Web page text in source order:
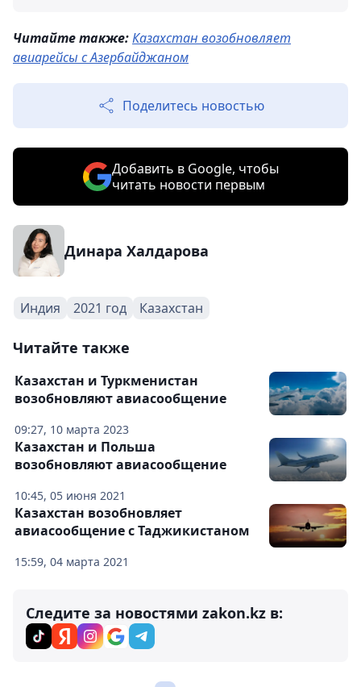
Читайте также:Казахстан возобновляет
авиарейсы с Азербайджаном
Поделитесь новостью
Добавить в Google, чтобы
читать новости первым
Динара Халдарова
Индия 2021 год Казахстан
Читайте также
09:27, 10 марта 2023
Казахстан и Туркменистан
возобновляют авиасообщение
10:45, 05 июня 2021
Казахстан и Польша
возобновляют авиасообщение
15:59, 04 марта 2021
Казахстан возобновляет
авиасообщение с Таджикистаном
Следите за новостями zakon.kz в: